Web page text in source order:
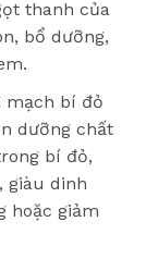
thanh của
bổ dưỡng,
mạch bí đỏ
dưỡng chất
bí đỏ,
giàu dinh
hoặc giảm